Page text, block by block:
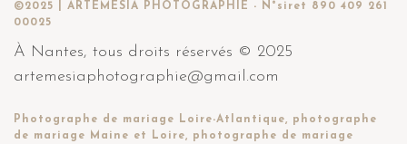
©2025 | ARTEMESIA PHOTOGRAPHIE - N°siret 890 409 261
00025
À Nantes, tous droits réservés © 2025
artemesiaphotographie@gmail.com
Photographe de mariage Loire-Atlantique, photographe
de mariage Maine et Loire, photographe de mariage